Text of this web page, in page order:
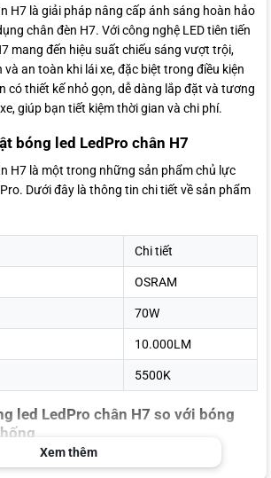
H7 là giải pháp nâng cấp ánh sáng hoàn hảo
chân đèn H7. Với công nghệ LED tiên tiến
mang đến hiệu suất chiếu sáng vượt trội,
an toàn khi lái xe, đặc biệt trong điều kiện
có thiết kế nhỏ gọn, dễ dàng lắp đặt và tương
giúp bạn tiết kiệm thời gian và chi phí.
bóng led LedPro chân H7
H7 là một trong những sản phẩm chủ lực
Dưới đây là thông tin chi tiết về sản phẩm
Chi tiết
OSRAM
70W
10.000LM
5500K
led LedPro chân H7 so với bóng
Xem thêm